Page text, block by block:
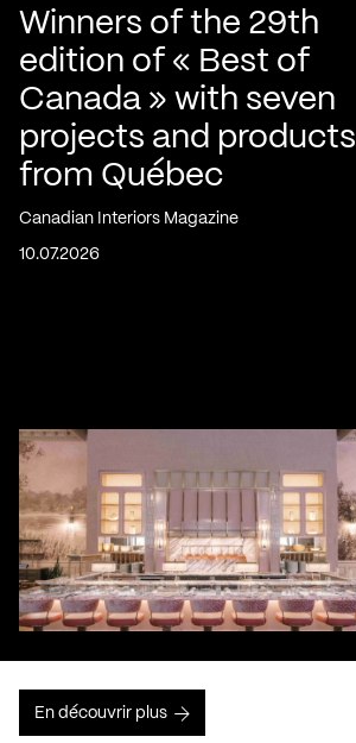
Winners of the 29th
edition of « Best of
Canada » with seven
projects and products
from Québec
Canadian Interiors Magazine
10.07.2026
En découvrir plus